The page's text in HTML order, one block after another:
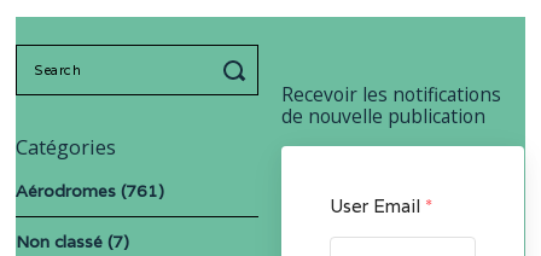
Recevoir les notifications
de nouvelle publication
User Email *
Catégories
Aérodromes (761)
Non classé (7)